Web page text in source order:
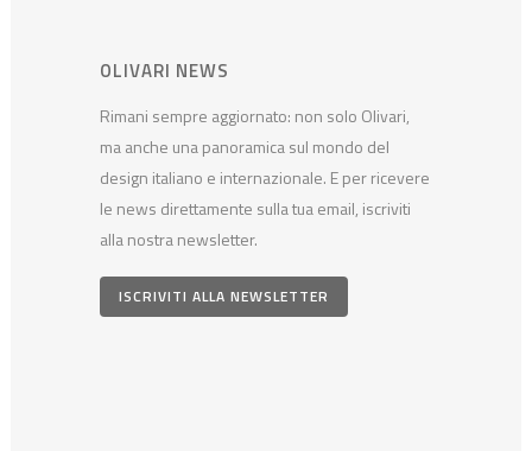
OLIVARI NEWS
Rimani sempre aggiornato: non solo Olivari,
ma anche una panoramica sul mondo del
design italiano e internazionale. E per ricevere
le news direttamente sulla tua email, iscriviti
alla nostra newsletter.
ISCRIVITI ALLA NEWSLETTER